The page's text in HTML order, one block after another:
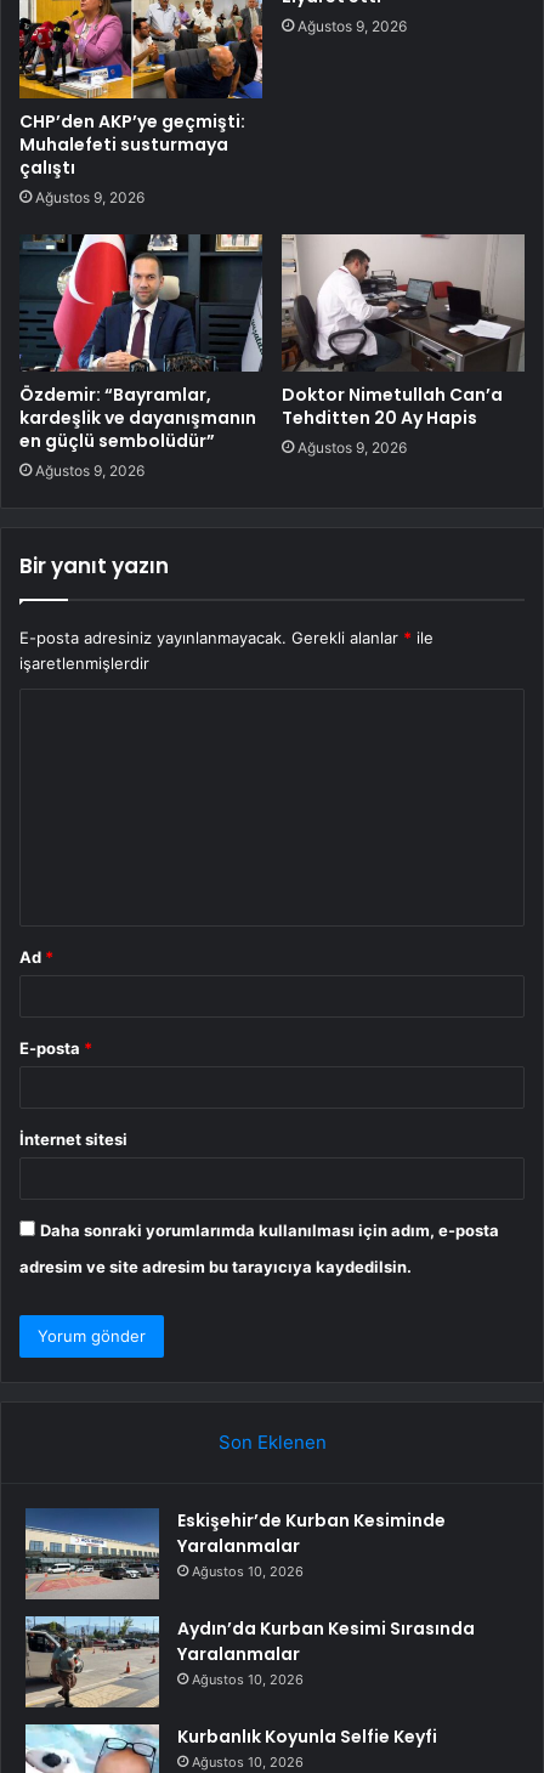
CHP’den AKP’ye geçmişti:
Muhalefeti susturmaya
çalıştı
Ağustos 9, 2026
Ağustos 9, 2026
Özdemir: “Bayramlar,
kardeşlik ve dayanışmanın
en güçlü sembolüdür”
Ağustos 9, 2026
Doktor Nimetullah Can’a
Tehditten 20 Ay Hapis
Ağustos 9, 2026
Bir yanıt yazın
E-posta adresiniz yayınlanmayacak. Gerekli alanlar * ile
işaretlenmişlerdir
Ad *
E-posta *
İnternet sitesi
Daha sonraki yorumlarımda kullanılması için adım, e-posta
adresim ve site adresim bu tarayıcıya kaydedilsin.
Son Eklenen
Eskişehir’de Kurban Kesiminde
Yaralanmalar
Ağustos 10, 2026
Aydın’da Kurban Kesimi Sırasında
Yaralanmalar
Ağustos 10, 2026
Kurbanlık Koyunla Selfie Keyfi
Ağustos 10, 2026